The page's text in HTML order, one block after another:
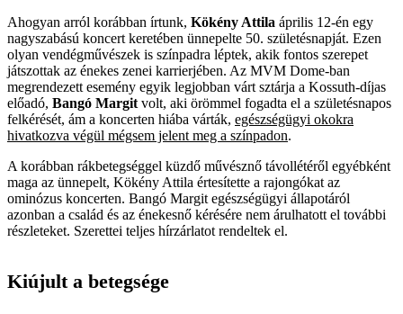
Ahogyan arról korábban írtunk, Kökény Attila április 12-én egy
nagyszabású koncert keretében ünnepelte 50. születésnapját. Ezen
olyan vendégművészek is színpadra léptek, akik fontos szerepet
játszottak az énekes zenei karrierjében. Az MVM Dome-ban
megrendezett esemény egyik legjobban várt sztárja a Kossuth-díjas
előadó, Bangó Margit volt, aki örömmel fogadta el a születésnapos
felkérését, ám a koncerten hiába várták, egészségügyi okokra
hivatkozva végül mégsem jelent meg a színpadon.
A korábban rákbetegséggel küzdő művésznő távollétéről egyébként
maga az ünnepelt, Kökény Attila értesítette a rajongókat az
ominózus koncerten. Bangó Margit egészségügyi állapotáról
azonban a család és az énekesnő kérésére nem árulhatott el további
részleteket. Szerettei teljes hírzárlatot rendeltek el.
Kiújult a betegsége